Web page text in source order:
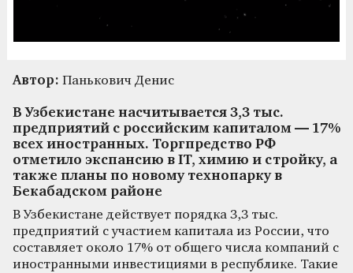
Автор: Панькович Денис
В Узбекистане насчитывается 3,3 тыс.
предприятий с российским капиталом — 17%
всех иностранных. Торгпредство РФ
отметило экспансию в IT, химию и стройку, а
также планы по новому технопарку в
Бекабадском районе
В Узбекистане действует порядка 3,3 тыс.
предприятий с участием капитала из России, что
составляет около 17% от общего числа компаний с
иностранными инвестициями в республике. Такие